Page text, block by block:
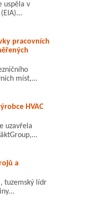
uspěla v
pracovních
míst,...
HVAC
uzavřela
a
tuzemský lídr